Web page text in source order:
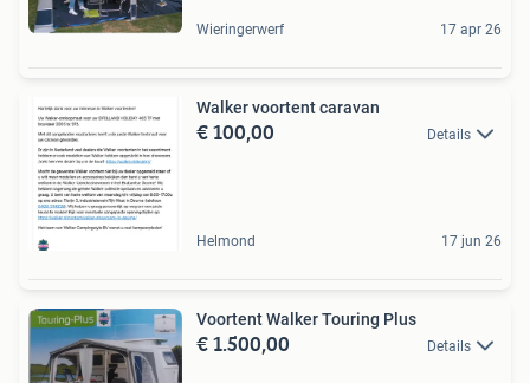
Wieringerwerf 17 apr 26
Walker voortent caravan
€ 100,00 Details
Helmond 17 jun 26
Voortent Walker Touring Plus
€ 1.500,00 Details